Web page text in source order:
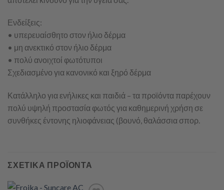
Ενδείξεις:
• υπερευαίσθητο στον ήλιο δέρμα
• μη ανεκτικό στον ήλιο δέρμα
• πολύ ανοιχτοί φωτότυποι
Σχεδιασμένο για κανονικό και ξηρό δέρμα
Κατάλληλο για ενήλικες και παιδιά – τα προϊόντα παρέχουν
πολύ υψηλή προστασία φωτός για καθημερινή χρήση σε
συνθήκες έντονης ηλιοφάνειας (βουνό, θαλάσσια σπορ.
ΣΧΕΤΙΚΆ ΠΡΟΪΌΝΤΑ